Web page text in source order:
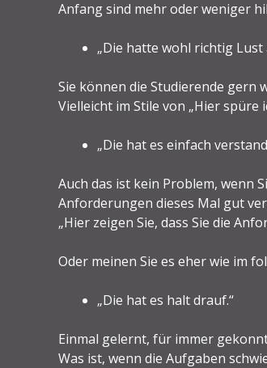
Anfang sind mehr oder weniger
„Die hatte wohl richtig Lust
Sie können die Studierende gern
Vielleicht im Stile von „Hier
„Die hat es einfach
Auch das ist kein Problem, wenn
Anforderungen dieses Mal gut
„Hier zeigen Sie, dass Sie die
Oder meinen Sie es eher wie im
„Die hat es halt drauf.“
Einmal gelernt, für immer
Was ist, wenn die Aufgaben